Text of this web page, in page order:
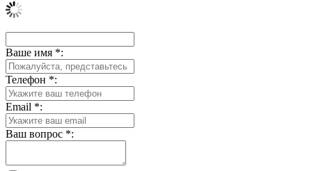
Ваше имя *:
Телефон *:
Email *:
Ваш вопрос *: